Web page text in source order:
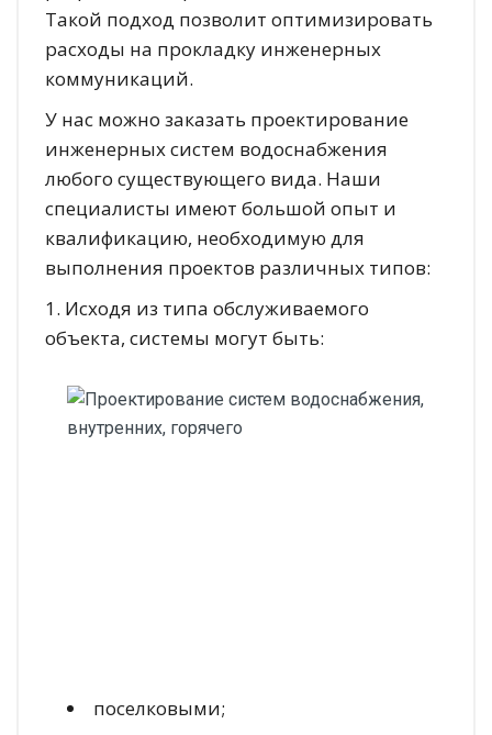
Такой подход позволит оптимизировать
расходы на прокладку инженерных
коммуникаций.
У нас можно заказать проектирование
инженерных систем водоснабжения
любого существующего вида. Наши
специалисты имеют большой опыт и
квалификацию, необходимую для
выполнения проектов различных типов:
1. Исходя из типа обслуживаемого
объекта, системы могут быть:
поселковыми;